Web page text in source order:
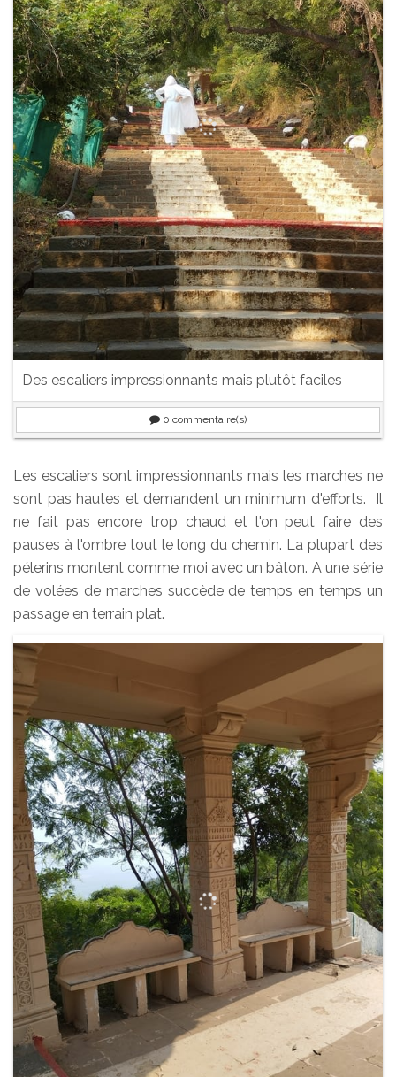
Des escaliers impressionnants mais plutôt faciles
0 commentaire(s)
Les escaliers sont impressionnants mais les marches ne
sont pas hautes et demandent un minimum d'efforts. Il
ne fait pas encore trop chaud et l'on peut faire des
pauses à l'ombre tout le long du chemin. La plupart des
pélerins montent comme moi avec un bâton. A une série
de volées de marches succède de temps en temps un
passage en terrain plat.